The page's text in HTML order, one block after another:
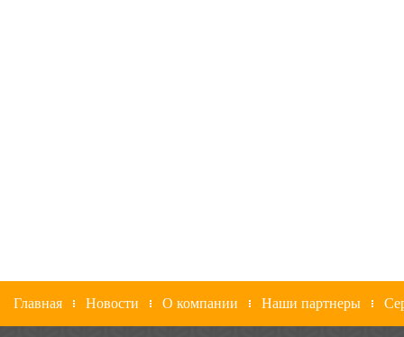
Главная Новости О компании Наши партнеры